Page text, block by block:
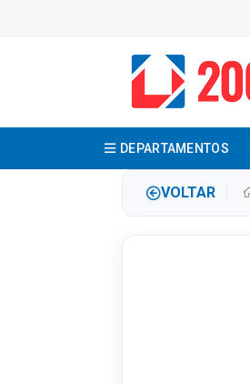
DEPARTAMENTOS
VOLTAR